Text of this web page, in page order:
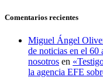
Comentarios recientes
Miguel Ángel
de noticias en el 60
nosotros en
la agencia EFE